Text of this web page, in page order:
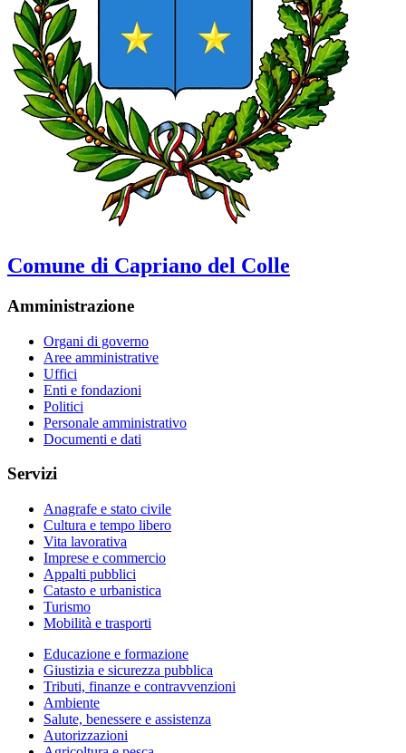
Comune di Capriano del Colle
Amministrazione
Organi di governo
Aree amministrative
Uffici
Enti e fondazioni
Politici
Personale amministrativo
Documenti e dati
Servizi
Anagrafe e stato civile
Cultura e tempo libero
Vita lavorativa
Imprese e commercio
Appalti pubblici
Catasto e urbanistica
Turismo
Mobilità e trasporti
Educazione e formazione
Giustizia e sicurezza pubblica
Tributi, finanze e contravvenzioni
Ambiente
Salute, benessere e assistenza
Autorizzazioni